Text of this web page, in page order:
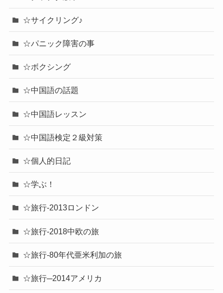
☆サイクリング♪
☆パニック障害の事
☆ボクシング
☆中国語の話題
☆中国語レッスン
☆中国語検定２級対策
☆個人的日記
☆学ぶ！
☆旅行-2013ロンドン
☆旅行-2018中欧の旅
☆旅行-80年代亜米利加の旅
☆旅行─2014アメリカ